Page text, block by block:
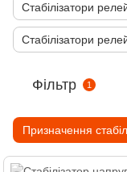
Стабілізатори
Стабілізатори
Фільтр 1
Призначення